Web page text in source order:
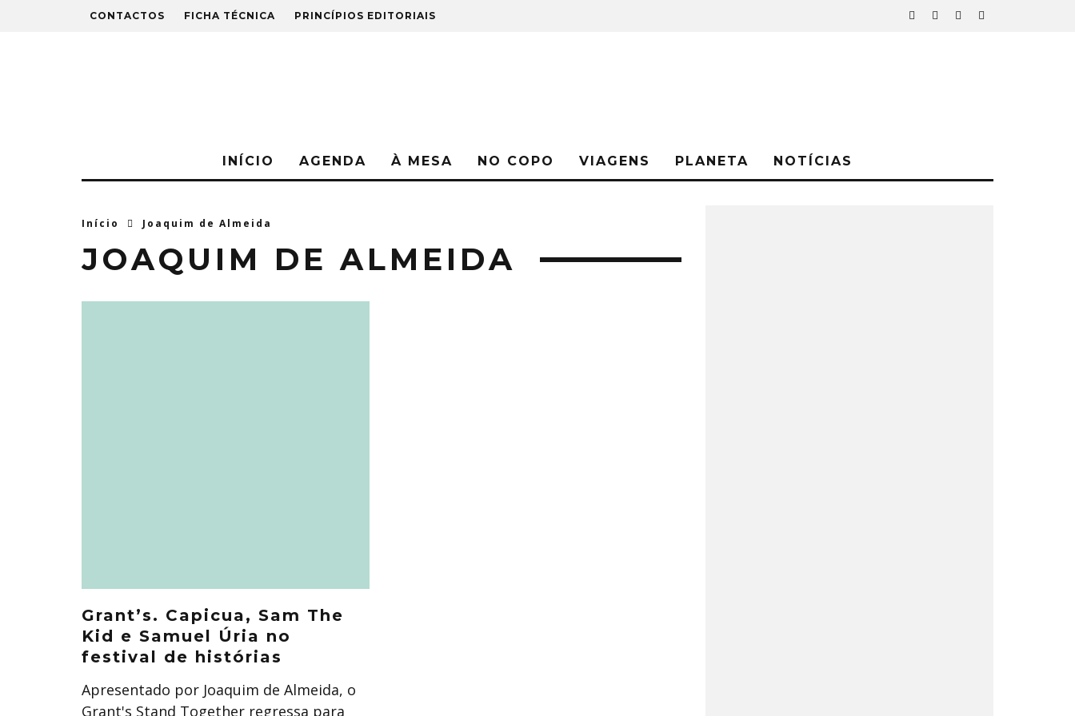
CONTACTOS FICHA TÉCNICA PRINCÍPIOS EDITORIAIS
INÍCIO AGENDA À MESA NO COPO VIAGENS PLANETA NOTÍCIAS
Início Joaquim de Almeida
JOAQUIM DE ALMEIDA
Grant’s. Capicua, Sam The
Kid e Samuel Úria no
festival de histórias
Apresentado por Joaquim de Almeida, o
Grant's Stand Together regressa para